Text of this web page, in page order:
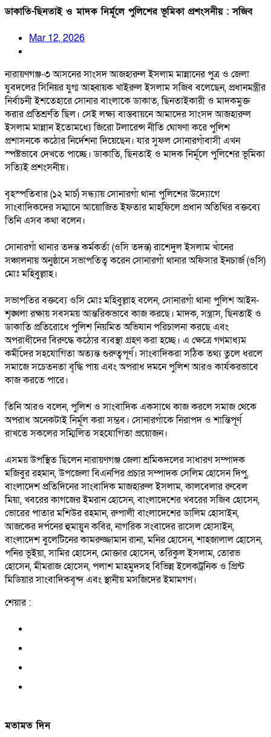
ডাকাতি-ছিনতাই ও মাদক নির্মূলে পুলিশের ভূমিকা প্রশংসনীয় : সজিব
Mar 12, 2026
নারায়ণগঞ্জ-৩ আসনের সাংসদ আজহারুল ইসলাম মান্নানের পুত্র ও জেলা
যুবদলের সিনিয়র যুগ্ম আহ্বায়ক খাইরুল ইসলাম সজিব বলেছেন, প্রধানমন্ত্রীর
নির্বাচনী ইশতেহারে সোনার বাংলাকে ডাকাত, ছিনতাইকারী ও মাদকমুক্ত
করার প্রতিশ্রুতি ছিল। সেই লক্ষ্য বাস্তবায়নে আমাদের সাংসদ আজহারুল
ইসলাম মান্নান ইতোমধ্যে জিরো টলারেন্স নীতি ঘোষণা করে পুলিশ
প্রশাসনকে কঠোর নির্দেশনা দিয়েছেন। যার সুফল সোনারগাঁবাসী এখন
স্পষ্টভাবে দেখতে পাচ্ছে। ডাকাতি, ছিনতাই ও মাদক নির্মূলে পুলিশের ভূমিকা
সত্যিই প্রশংসনীয়।
বৃহস্পতিবার (১২ মার্চ) সন্ধ্যায় সোনারগাঁ থানা পুলিশের উদ্যোগে
সাংবাদিকদের সম্মানে আয়োজিত ইফতার মাহফিলে প্রধান অতিথির বক্তব্যে
তিনি এসব কথা বলেন।
সোনারগাঁ থানার তদন্ত কর্মকর্তা (ওসি তদন্ত) রাশেদুল ইসলাম খাঁনের
সঞ্চালনায় অনুষ্ঠানে সভাপতিত্ব করেন সোনারগাঁ থানার অফিসার ইনচার্জ (ওসি)
মোঃ মহিবুল্লাহ।
সভাপতির বক্তব্যে ওসি মোঃ মহিবুল্লাহ বলেন, সোনারগাঁ থানা পুলিশ আইন-
শৃঙ্খলা রক্ষায় সবসময় আন্তরিকভাবে কাজ করছে। মাদক, সন্ত্রাস, ছিনতাই ও
ডাকাতি প্রতিরোধে পুলিশ নিয়মিত অভিযান পরিচালনা করছে এবং
অপরাধীদের বিরুদ্ধে কঠোর ব্যবস্থা গ্রহণ করা হচ্ছে। এ ক্ষেত্রে গণমাধ্যম
কর্মীদের সহযোগিতা অত্যন্ত গুরুত্বপূর্ণ। সাংবাদিকরা সঠিক তথ্য তুলে ধরলে
সমাজে সচেতনতা বৃদ্ধি পায় এবং অপরাধ দমনে পুলিশ আরও কার্যকরভাবে
কাজ করতে পারে।
তিনি আরও বলেন, পুলিশ ও সাংবাদিক একসাথে কাজ করলে সমাজ থেকে
অপরাধ অনেকটাই নির্মূল করা সম্ভব। সোনারগাঁকে নিরাপদ ও শান্তিপূর্ণ
রাখতে সকলের সম্মিলিত সহযোগিতা প্রয়োজন।
এসময় উপস্থিত ছিলেন নারায়ণগঞ্জ জেলা শ্রমিকদলের সাধারণ সম্পাদক
মজিবুর রহমান, উপজেলা বিএনপির প্রচার সম্পাদক সেলিম হোসেন দিপু,
বাংলাদেশ প্রতিদিনের সাংবাদিক মাজহারুল ইসলাম, কালবেলার রুবেল
মিয়া, খবরের কাগজের ইমরান হোসেন, বাংলাদেশের খবরের সজিব হোসেন,
ভোরের পাতার মশিউর রহমান, রুপালী বাংলাদেশের ডালিম হোসাইন,
আজকের দর্পনের হুমায়ুন কবির, নাগরিক সংবাদের রাসেল হোসাইন,
বাংলাদেশ বুলেটিনের কামরুজ্জামান রানা, মনির হোসেন, শাহজালাল হোসেন,
পনির ভূইয়া, সামির হোসেন, মোক্তার হোসেন, তরিকুল ইসলাম, তোরভ
হোসেন, মীমরাজ হোসেন, পলাশ মাহমুদসহ বিভিন্ন ইলেকট্রনিক ও প্রিন্ট
মিডিয়ার সাংবাদিকবৃন্দ এবং স্থানীয় মসজিদের ইমামগণ।
শেয়ার :
মতামত দিন